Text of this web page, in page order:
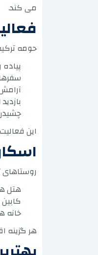
می کند.
حومه
این
هتل
خانه
هر گزینه